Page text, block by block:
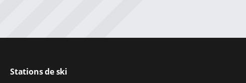
Stations de ski